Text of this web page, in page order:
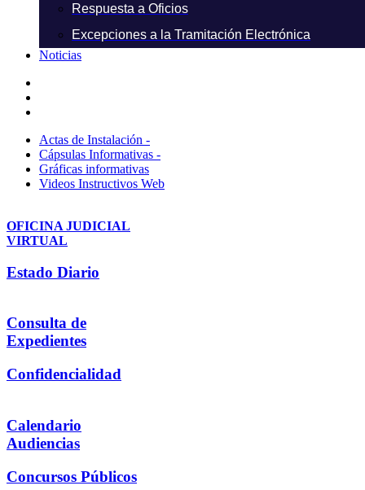
Respuesta a Oficios
Excepciones a la Tramitación Electrónica
Noticias
Actas de Instalación -
Cápsulas Informativas -
Gráficas informativas
Videos Instructivos Web
OFICINA JUDICIAL
VIRTUAL
Estado Diario
Consulta de
Expedientes
Confidencialidad
Calendario
Audiencias
Concursos Públicos